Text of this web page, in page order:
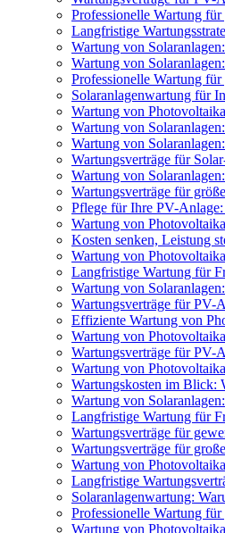
Professionelle Wartung
Langfristige
Wartung von
Wartung von
Professionelle Wartung
Solaranlagenwartung für
Wartung von
Wartung von
Wartung von
Wartungsverträge für
Wartung von
Wartungsverträge für
Pflege für Ihre PV-
Wartung von
Kosten senken, Leistung
Wartung von
Langfristige Wartung für
Wartung von
Wartungsverträge für PV-
Effiziente Wartung von
Wartung von
Wartungsverträge für PV-
Wartung von
Wartungskosten im Blick:
Wartung von
Langfristige Wartung für
Wartungsverträge für
Wartungsverträge für
Wartung von
Langfristige
Solaranlagenwartung:
Professionelle Wartung
Wartung von